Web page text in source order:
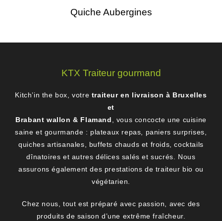
Quiche Aubergines
KTX Traiteur gourmand
Kitch’in the box, votre traiteur en livraison à Bruxelles
et
Brabant wallon & Flamand , vous concocte une cuisine
saine et gourmande : plateaux repas, paniers surprises,
quiches artisanales, buffets chauds et froids, cocktails
dînatoires et autres délices salés et sucrés. Nous
assurons également des prestations de traiteur bio ou
végétarien.
Chez nous, tout est préparé avec passion, avec des
produits de saison d’une extrême fraîcheur.